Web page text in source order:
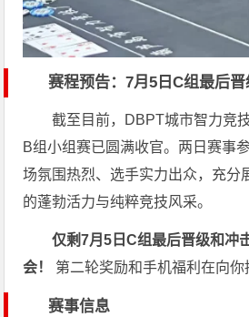
赛程预告：7月5日C组最后
截至目前，DBPT城市智力竞
B组小组赛已圆满收官。两日赛事
场氛围热烈、选手实力出众，充分
的蓬勃活力与纯粹竞技风采。
仅剩7月5日C组最后晋级和冲
会！
第二轮奖励和手机福利在向你
赛事信息